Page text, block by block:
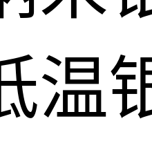
温